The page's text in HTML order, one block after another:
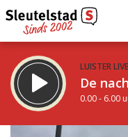
LUISTER
De
0.00 - 6.00